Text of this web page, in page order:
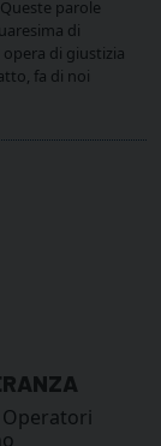
parole
di
di giustizia
fa di noi